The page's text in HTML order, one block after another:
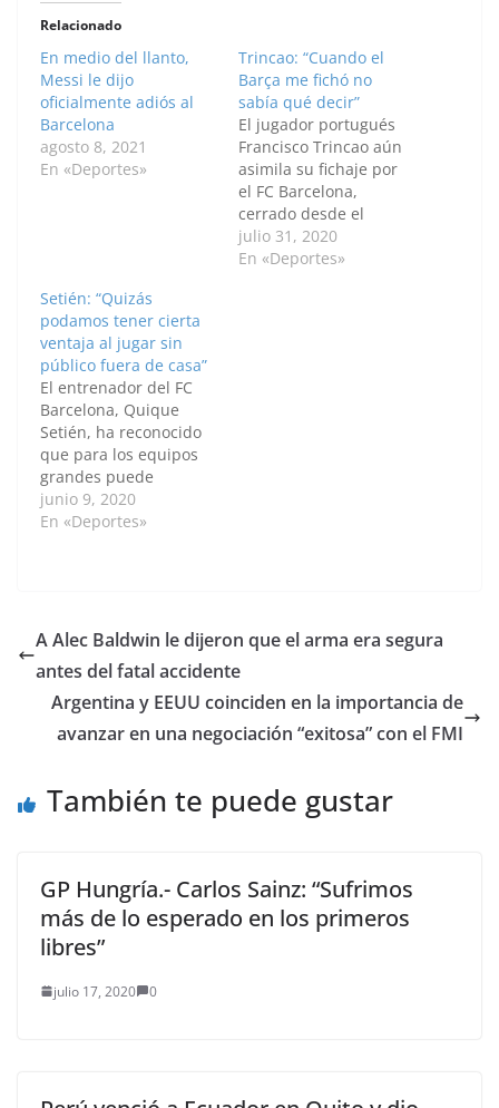
Relacionado
En medio del llanto,
Messi le dijo
oficialmente adiós al
Barcelona
agosto 8, 2021
En «Deportes»
Trincao: “Cuando el
Barça me fichó no
sabía qué decir”
El jugador portugués
Francisco Trincao aún
asimila su fichaje por
el FC Barcelona,
cerrado desde el
pasado mes de enero y
de cara a la próxima
julio 31, 2020
En «Deportes»
Setién: “Quizás
podamos tener cierta
ventaja al jugar sin
público fuera de casa”
El entrenador del FC
Barcelona, Quique
Setién, ha reconocido
que para los equipos
grandes puede
suponer "cierta
ventaja" jugar sin
influya" jugar en
de reconocer que
prefiere "jugar antes"
junio 9, 2020
En «Deportes»
A Alec Baldwin le dijeron que el arma era segura
antes del fatal accidente
Argentina y EEUU coinciden en la importancia de
avanzar en una negociación “exitosa” con el FMI
También te puede gustar
GP Hungría.- Carlos Sainz: “Sufrimos
más de lo esperado en los primeros
libres”
julio 17, 2020 0